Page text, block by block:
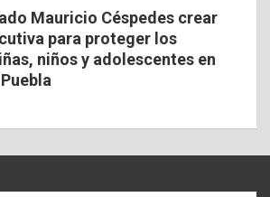
Mauricio Céspedes crear
para proteger los
niños y adolescentes en